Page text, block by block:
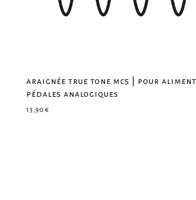
araignée true tone mc5 | pour
pédales analogiques
13,90 €